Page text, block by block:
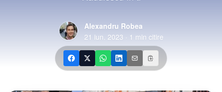
Alexandru Robea
21 iun. 2023 · 1 min citire